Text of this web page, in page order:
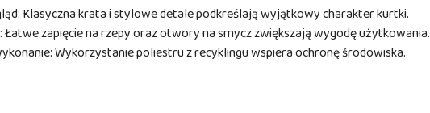
Klasyczna krata i stylowe detale podkreślają wyjątkowy charakter kurtki.
zapięcie na rzepy oraz otwory na smycz zwiększają wygodę użytkowania.
Wykorzystanie poliestru z recyklingu wspiera ochronę środowiska.